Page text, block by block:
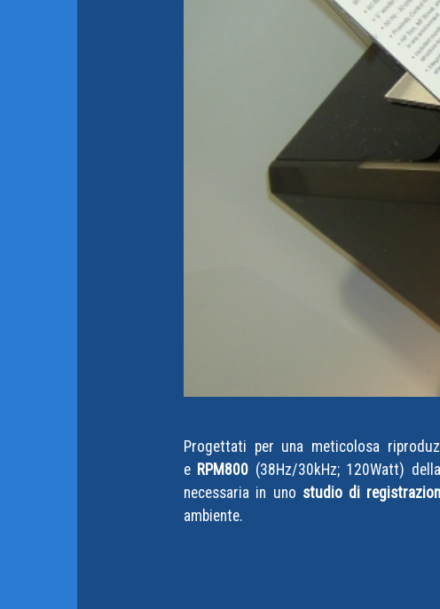
Progettati per una meticolosa
e RPM800 (38Hz/30kHz; 120Watt)
necessaria in uno studio di
ambiente.